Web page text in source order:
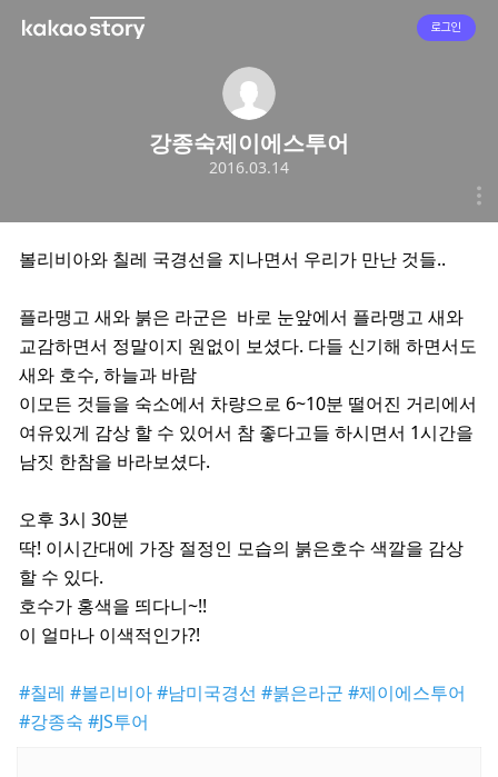
로그인
강종숙제이에스투어
2016.03.14
볼리비아와 칠레 국경선을 지나면서 우리가 만난 것들..
플라맹고 새와 붉은 라군은 바로 눈앞에서 플라맹고 새와
교감하면서 정말이지 원없이 보셨다. 다들 신기해 하면서도
새와 호수, 하늘과 바람
이모든 것들을 숙소에서 차량으로 6~10분 떨어진 거리에서
여유있게 감상 할 수 있어서 참 좋다고들 하시면서 1시간을
남짓 한참을 바라보셨다.
오후 3시 30분
딱! 이시간대에 가장 절정인 모습의 붉은호수 색깔을 감상
할 수 있다.
호수가 홍색을 띄다니~!!
이 얼마나 이색적인가?!
#칠레 #볼리비아#남미국경선 #붉은라군 #제이에스투어
#강종숙 #JS투어